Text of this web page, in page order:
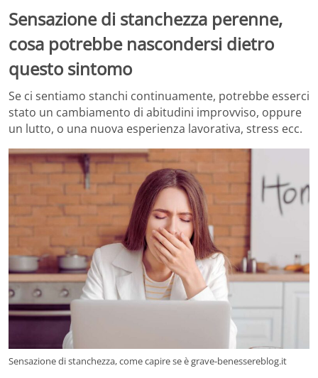
Sensazione di stanchezza perenne,
cosa potrebbe nascondersi dietro
questo sintomo
Se ci sentiamo stanchi continuamente, potrebbe esserci
stato un cambiamento di abitudini improvviso, oppure
un lutto, o una nuova esperienza lavorativa, stress ecc.
Sensazione di stanchezza, come capire se è grave-benessereblog.it